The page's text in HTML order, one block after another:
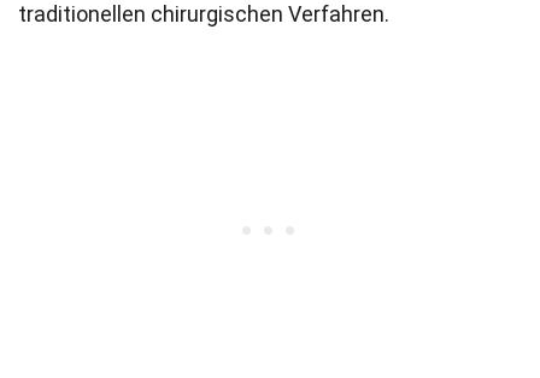
traditionellen chirurgischen Verfahren.